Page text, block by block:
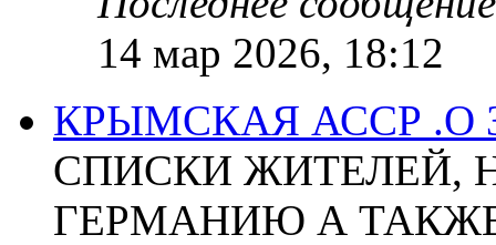
14 мар 2026, 18:12
КРЫМСКАЯ АССР .О
СПИСКИ ЖИТЕЛЕЙ,
ГЕРМАНИЮ А